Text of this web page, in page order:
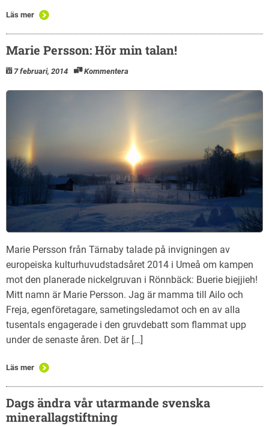
Läs mer
Marie Persson: Hör min talan!
7 februari, 2014 Kommentera
Marie Persson från Tärnaby talade på invigningen av
europeiska kulturhuvudstadsåret 2014 i Umeå om kampen
mot den planerade nickelgruvan i Rönnbäck: Buerie biejjieh!
Mitt namn är Marie Persson. Jag är mamma till Ailo och
Freja, egenföretagare, sametingsledamot och en av alla
tusentals engagerade i den gruvdebatt som flammat upp
under de senaste åren. Det är […]
Läs mer
Dags ändra vår utarmande svenska
minerallagstiftning